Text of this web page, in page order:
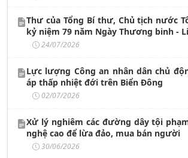
Thư của Tổng Bí thư, Chủ tịch nước
kỷ niệm 79 năm Ngày Thương binh -
24/07/2026
Lực lượng Công an nhân dân chủ
áp thấp nhiệt đới trên Biển Đông
02/07/2026
Xử lý nghiêm các đường dây tội
nghệ cao để lừa đảo, mua bán người
30/06/2026